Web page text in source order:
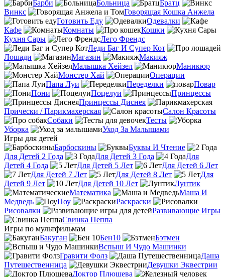
Барби
Больница
Братц
Винкс
Говорящая Кошка Анжела
Готовить Еду
Одевалки
Кафе
Комнаты
Кошки
Кухня Сары
Лего Френдс
Леди Баг И Супер Кот
Лошади
Магазин
Макияж
Малышка Хейзел
Маникюр
Монстер Хай
Операции
Папа Луи
Переделки
Повар
Пони
Поцелуи
Принцессы
Принцессы Диснея
Прически / Парикмахерская
Салон Красоты
Собаки
Тесты
Уборка
Уход За Малышами
Игры для детей
Барбоскины
Буквы И Чтение
Для Детей 2 Года
Для Детей 3 Года
Для
Детей 4 Года
Для Детей 5 Лет
Для Детей 6 Лет
Для Детей 7 Лет
Для Детей 8 Лет
Для
Детей 9 Лет
Для Детей 10 Лет
Лунтик
Математика
Маша И
Медведь
Поу
Раскраски
Рисовалки
Развивающие Игры
Свинка Пеппа
Игры по мультфильмам
Бакуган
Бен10
Бэтмен
Вспыш И Чудо Машинки
Гравити Фолз
Даша
Путешественница
Девушки Эквестрии
Доктор Плюшева